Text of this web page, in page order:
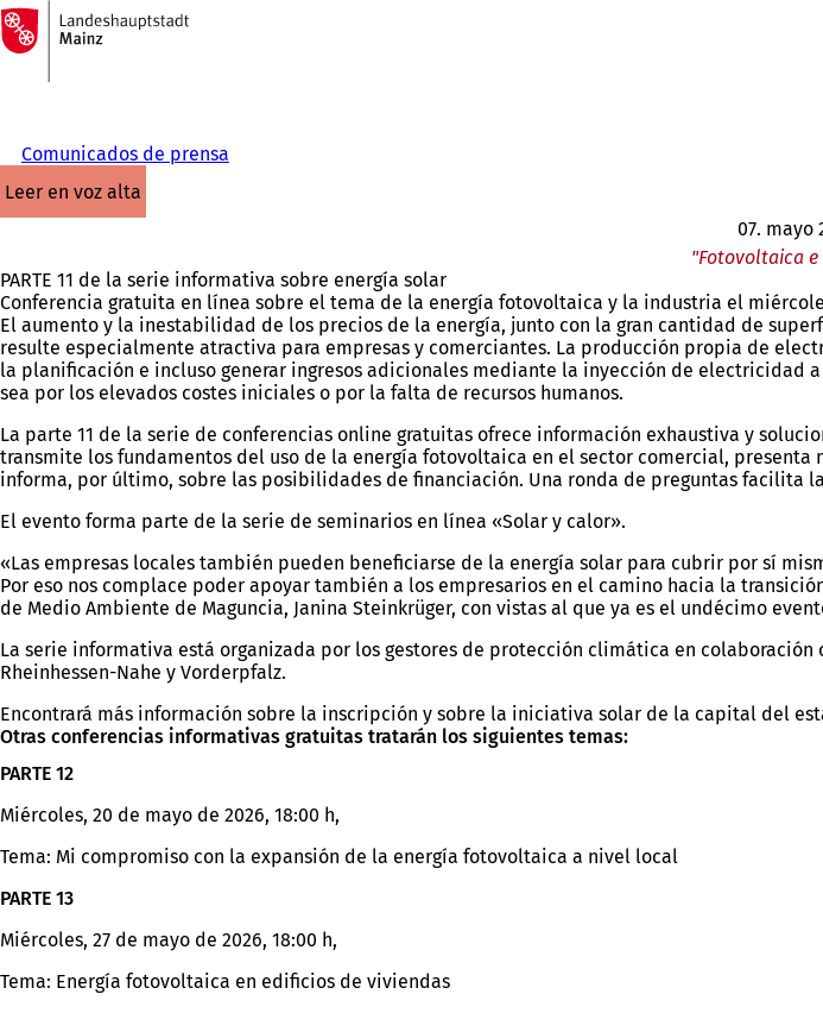
Saltar al contenido
A
la
página
Comunicados de prensa
leer en voz alta
07. mayo
"Fotovoltaica
PARTE 11 de la serie informativa sobre energía solar
Conferencia gratuita en línea sobre el tema de la energía fotovoltaica y la industria el
El aumento y la inestabilidad de los precios de la energía, junto con la gran cantidad de
resulte especialmente atractiva para empresas y comerciantes. La producción propia de
la planificación e incluso generar ingresos adicionales mediante la inyección de electricidad
sea por los elevados costes iniciales o por la falta de recursos humanos.
La parte 11 de la serie de conferencias online gratuitas ofrece información exhaustiva y
transmite los fundamentos del uso de la energía fotovoltaica en el sector comercial,
informa, por último, sobre las posibilidades de financiación. Una ronda de preguntas
El evento forma parte de la serie de seminarios en línea «Solar y calor».
«Las empresas locales también pueden beneficiarse de la energía solar para cubrir por sí
Por eso nos complace poder apoyar también a los empresarios en el camino hacia la
de Medio Ambiente de Maguncia, Janina Steinkrüger, con vistas al que ya es el undécimo
La serie informativa está organizada por los gestores de protección climática en
Rheinhessen-Nahe y Vorderpfalz.
Encontrará más información sobre la inscripción y sobre la iniciativa solar de la capital del
Otras conferencias informativas gratuitas tratarán los siguientes temas:
PARTE 12
Miércoles, 20 de mayo de 2026, 18:00 h,
Tema: Mi compromiso con la expansión de la energía fotovoltaica a nivel local
PARTE 13
Miércoles, 27 de mayo de 2026, 18:00 h,
Tema: Energía fotovoltaica en edificios de viviendas